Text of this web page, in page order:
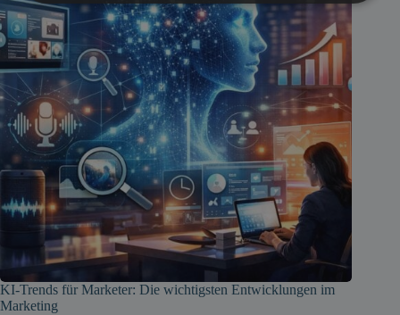
KI-Trends für Marketer: Die wichtigsten Entwicklungen im
Marketing